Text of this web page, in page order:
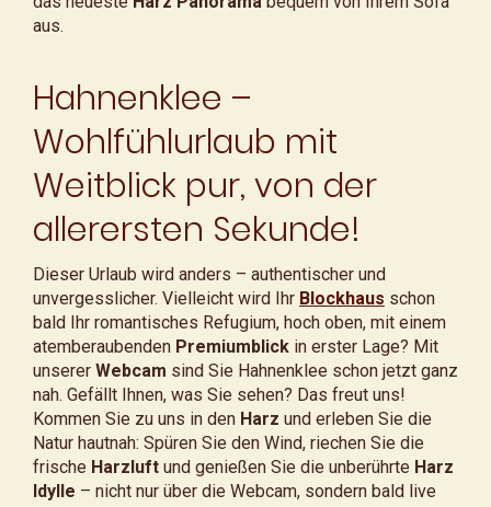
aus.
Hahnenklee –
Wohlfühlurlaub mit
Weitblick pur, von der
allerersten Sekunde!
Dieser Urlaub wird anders – authentischer und
unvergesslicher. Vielleicht wird Ihr Blockhaus schon
bald Ihr romantisches Refugium, hoch oben, mit einem
atemberaubenden Premiumblick in erster Lage? Mit
unserer Webcam sind Sie Hahnenklee schon jetzt ganz
nah. Gefällt Ihnen, was Sie sehen? Das freut uns!
Kommen Sie zu uns in den Harz und erleben Sie die
Natur hautnah: Spüren Sie den Wind, riechen Sie die
frische Harzluft und genießen Sie die unberührte Harz
Idylle – nicht nur über die Webcam, sondern bald live